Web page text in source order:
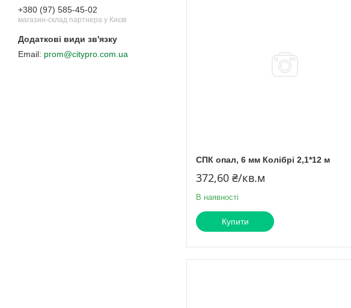
+380 (97) 585-45-02
магазин-склад партнера у Києві
prom@citypro.com.ua
СПК опал, 6 мм Колібрі 2,1*12 м
372,60 ₴/кв.м
В наявності
Купити